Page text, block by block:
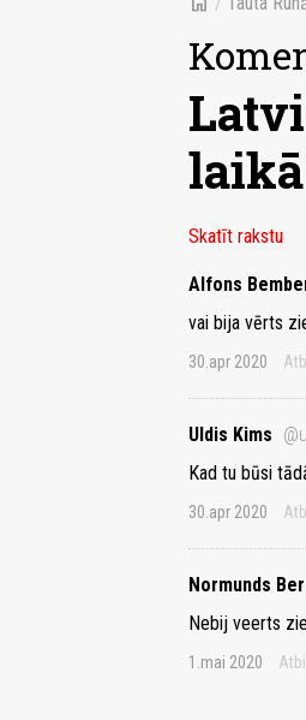
Skatīt rakstu
Alfons
vai bija vērts
30.apr 2020
Uldis Kims
Kad tu būsi
30.apr 2020
Normunds
Nebij veerts
1.mai 2020